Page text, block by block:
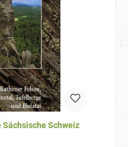
Schweiz